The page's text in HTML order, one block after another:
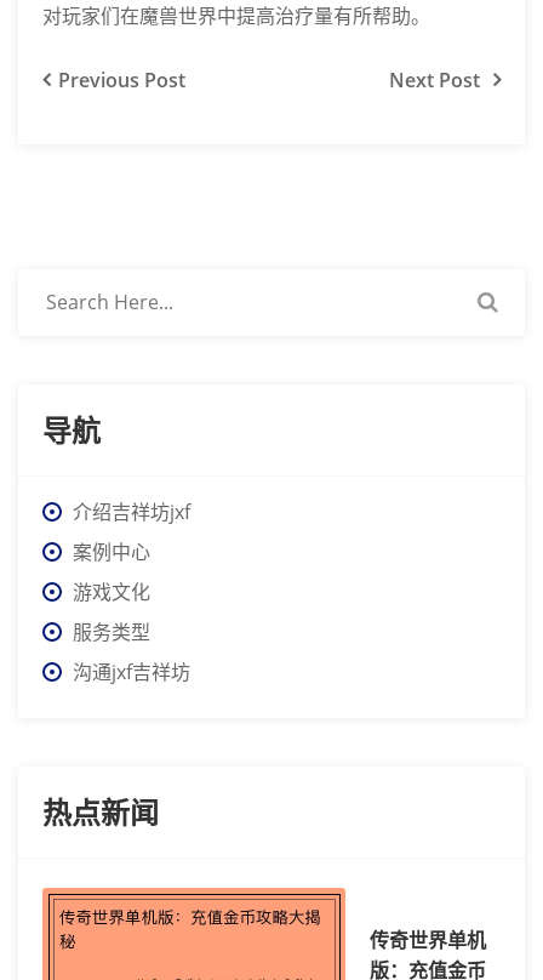
对玩家们在魔兽世界中提高治疗量有所帮助。
Previous Post Next Post
导航
介绍吉祥坊jxf
案例中心
游戏文化
服务类型
沟通jxf吉祥坊
热点新闻
传奇世界单机
版：充值金币